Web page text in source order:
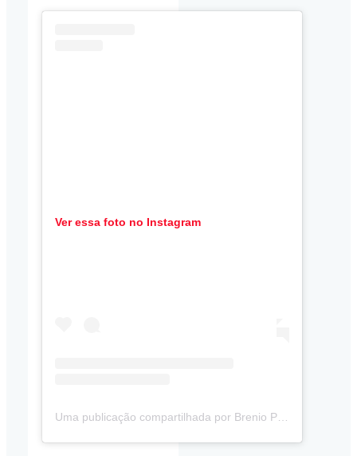
Ver essa foto no Instagram
Uma publicação compartilhada por Brenio Pires (@breniopires)